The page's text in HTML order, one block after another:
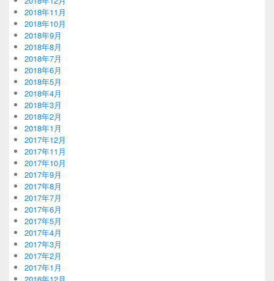
2018年11月
2018年10月
2018年9月
2018年8月
2018年7月
2018年6月
2018年5月
2018年4月
2018年3月
2018年2月
2018年1月
2017年12月
2017年11月
2017年10月
2017年9月
2017年8月
2017年7月
2017年6月
2017年5月
2017年4月
2017年3月
2017年2月
2017年1月